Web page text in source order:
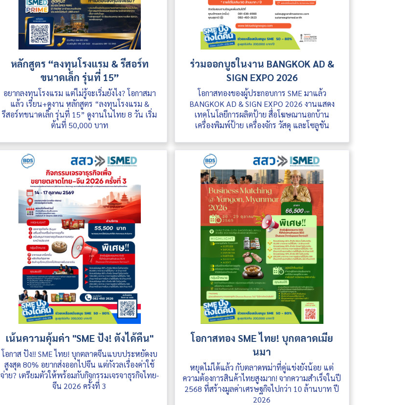
หลักสูตร “ลงทุนโรงแรม & รีสอร์ท
ขนาดเล็ก รุ่นที่ 15”
อยากลงทุนโรงแรม แต่ไม่รู้จะเริ่มยังไง? โอกาสมา
แล้ว เรียน+ดูงาน หลักสูตร “ลงทุนโรงแรม &
รีสอร์ทขนาดเล็ก รุ่นที่ 15” ดูงานในไทย 8 วัน เริ่ม
ต้นที่ 50,000 บาท
ร่วมออกบูธในงาน BANGKOK AD &
SIGN EXPO 2026
โอกาสทองของผู้ประกอบการ SME มาแล้ว
BANGKOK AD & SIGN EXPO 2026 งานแสดง
เทคโนโลยีการผลิตป้าย สื่อโฆษณานอกบ้าน
เครื่องพิมพ์ป้าย เครื่องจักร วัสดุ และโซลูชัน
เน้นความคุ้มค่า "SME ปัง! ตังได้คืน"
โอกาส ปัง!! SME ไทย! บุกตลาดจีนแบบประหยัดงบ
สูงสุด 80% อยากส่งออกไปจีน แต่กังวลเรื่องค่าใช้
จ่าย? เตรียมตัวให้พร้อมกับกิจกรรมเจรจาธุรกิจไทย-
จีน 2026 ครั้งที่ 3
โอกาสทอง SME ไทย! บุกตลาดเมีย
นมา
หยุดไม่ได้แล้ว กับตลาดพม่าที่คู่แข่งยังน้อย แต่
ความต้องการสินค้าไทยสูงมาก! จากความสำเร็จในปี
2568 ที่สร้างมูลค่าเศรษฐกิจไปกว่า 10 ล้านบาท ปี
2026